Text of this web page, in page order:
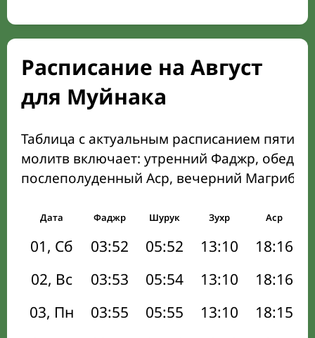
Расписание на Август
для Муйнака
Таблица с актуальным расписанием пяти
молитв включает: утренний Фаджр,
послеполуденный Аср, вечерний Магриб
Дата Фаджр Шурук Зухр Аср
01, Сб 03:52 05:52 13:10 18:16
02, Вс
03:53 05:54 13:10 18:16
03, Пн
03:55 05:55 13:10 18:15